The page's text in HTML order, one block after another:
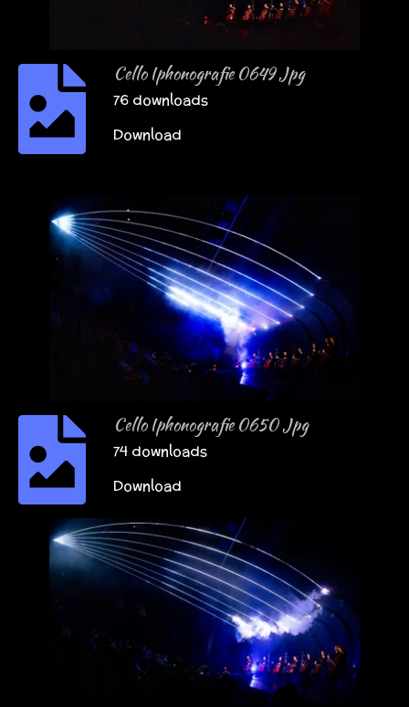
Cello Iphonografie 0649 Jpg
76 downloads
Download
Cello Iphonografie 0650 Jpg
74 downloads
Download